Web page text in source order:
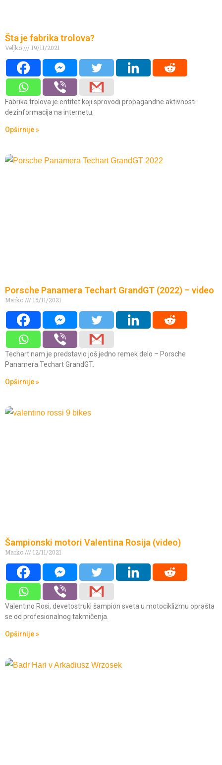
Šta je fabrika trolova?
Veljko 19/11/2021
Fabrika trolova je entitet koji sprovodi propagandne aktivnosti
dezinformacija na internetu.
Opširnije »
Porsche Panamera Techart GrandGT (2022) – video
Marko 15/11/2021
Techart nam je predstavio još jedno remek delo – Porsche
Panamera Techart GrandGT.
Opširnije »
Šampionski motori Valentina Rosija (video)
Marko 12/11/2021
Valentino Rosi, devetostruki šampion sveta u motociklizmu oprašta
se od profesionalnog takmičenja.
Opširnije »